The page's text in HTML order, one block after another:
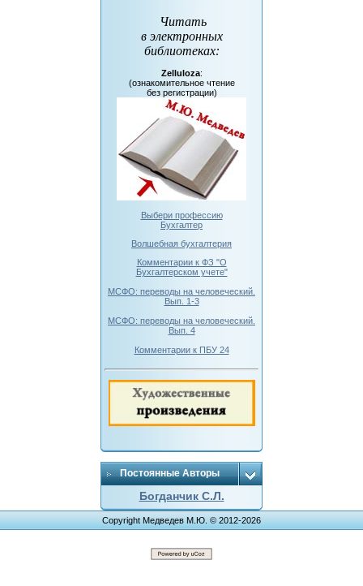
Читать
в электронных
библиотеках:
Zelluloza:
(ознакомительное чтение
без регистрации)
Выбери профессию
Бухгалтер
Волшебная бухгалтерия
Комментарии к ФЗ "О
Бухгалтерском учете"
МСФО: переводы на человеческий.
Вып. 1-3
МСФО: переводы на человеческий.
Вып. 4
Комментарии к ПБУ 24
Постоянные Авторы
Богданчик С.Л.
Copyright Медведев М.Ю. © 2012-2026